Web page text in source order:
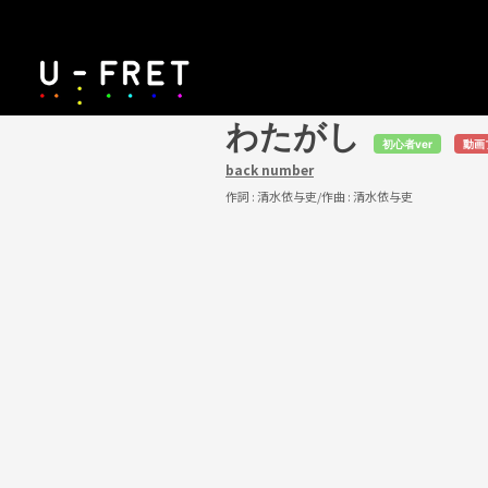
わたがし 初心者ver 動画
back number
作詞 :清水依与吏/作曲 :清水依与吏